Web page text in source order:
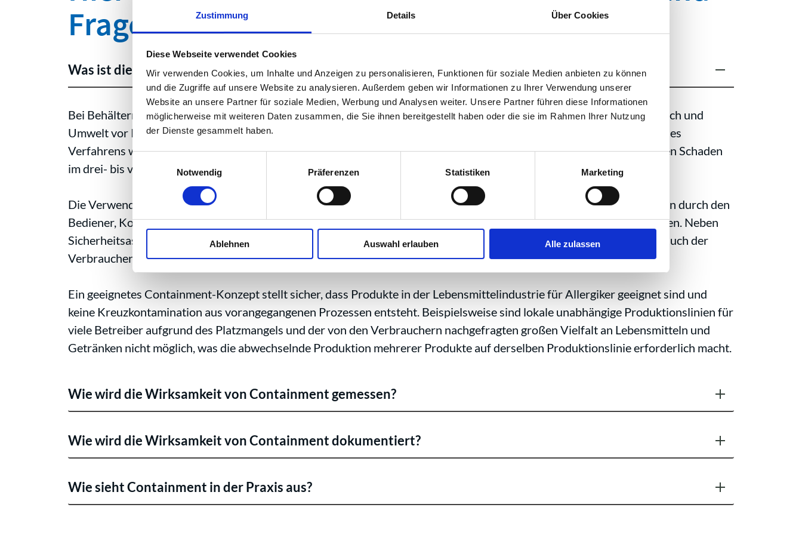
Zustimmung Details Über Cookies
Diese Webseite verwendet Cookies
Wir verwenden Cookies, um Inhalte und Anzeigen zu personalisieren, Funktionen für soziale Medien anbieten zu können
und die Zugriffe auf unsere Website zu analysieren. Außerdem geben wir Informationen zu Ihrer Verwendung unserer
Website an unsere Partner für soziale Medien, Werbung und Analysen weiter. Unsere Partner führen diese Informationen
möglicherweise mit weiteren Daten zusammen, die Sie ihnen bereitgestellt haben oder die sie im Rahmen Ihrer Nutzung
der Dienste gesammelt haben.
Notwendig
Präferenzen Statistiken Marketing
Ablehnen Auswahl erlauben Alle zulassen
Fragen zu Containment.
Was ist die Definition von Containment?
Bei Behältern muss verhindert werden, dass bei der Verarbeitung reaktive oder toxische Stoffe austreten und so Mensch und
Umwelt vor Kontaminationen geschützt werden. Neben der Sicherheit der Mitarbeiter ist auch die Wirtschaftlichkeit des
Verfahrens wichtig. Handelt es sich um eine teure Substanz, kann der Verlust von wenigen Gramm Wirkstoff auch einen Schaden
im drei- bis vierstelligen Euro-Bereich bedeuten.
Die Verwendung einer Versiegelungslösung verhindert eine Kontamination aus drei Richtungen: Produktkontamination durch den
Bediener, Kontamination des Bedieners durch das Produkt und Kreuzkontamination zwischen verschiedenen Produkten. Neben
Sicherheitsaspekten für Arbeiter an Produktionsstandorten und wirtschaftlichen Verlusten durch Sachschäden trägt auch der
Verbraucherschutz zur Nachfrage nach dust Containment-Systemen bei.
Ein geeignetes Containment-Konzept stellt sicher, dass Produkte in der Lebensmittelindustrie für Allergiker geeignet sind und
keine Kreuzkontamination aus vorangegangenen Prozessen entsteht. Beispielsweise sind lokale unabhängige Produktionslinien für
viele Betreiber aufgrund des Platzmangels und der von den Verbrauchern nachgefragten großen Vielfalt an Lebensmitteln und
Getränken nicht möglich, was die abwechselnde Produktion mehrerer Produkte auf derselben Produktionslinie erforderlich macht.
Wie wird die Wirksamkeit von Containment gemessen?
Wie wird die Wirksamkeit von Containment dokumentiert?
Wie sieht Containment in der Praxis aus?